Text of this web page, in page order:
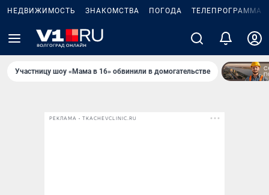
НЕДВИЖИМОСТЬ ЗНАКОМСТВА ПОГОДА ТЕЛЕПРОГРАММА
Участницу шоу «Мама в 16» обвинили в домогательстве
РЕКЛАМА • TKACHEVCLINIC.RU